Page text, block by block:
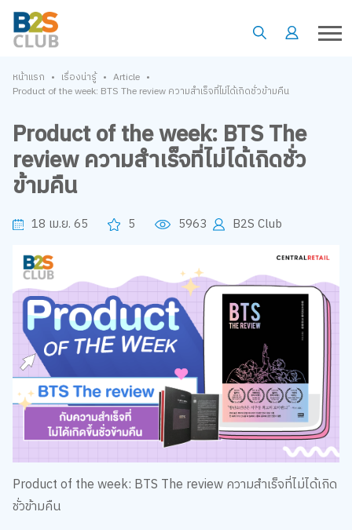
หน้าแรก • เรื่องน่ารู้ • Article •
Product of the week: BTS The review ความสำเร็จที่ไม่ได้เกิดชั่วข้ามคืน
Product of the week: BTS The
review ความสำเร็จที่ไม่ได้เกิดชั่ว
ข้ามคืน
18 เม.ย. 65 5 5963 B2S Club
Product of the week: BTS The review ความสำเร็จที่ไม่ได้เกิด
ชั่วข้ามคืน